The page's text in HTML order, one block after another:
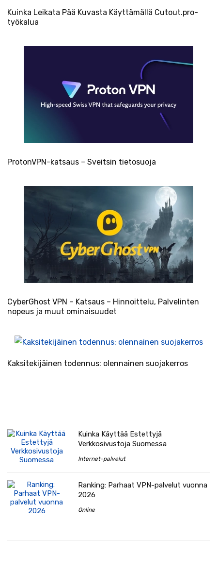
Kuinka Leikata Pää Kuvasta Käyttämällä Cutout.pro-
työkalua
ProtonVPN-katsaus – Sveitsin tietosuoja
CyberGhost VPN – Katsaus – Hinnoittelu, Palvelinten
nopeus ja muut ominaisuudet
Kaksitekijäinen todennus: olennainen suojakerros
Kuinka Käyttää Estettyjä
Verkkosivustoja Suomessa
Internet-palvelut
Ranking: Parhaat VPN-palvelut vuonna
2026
Online